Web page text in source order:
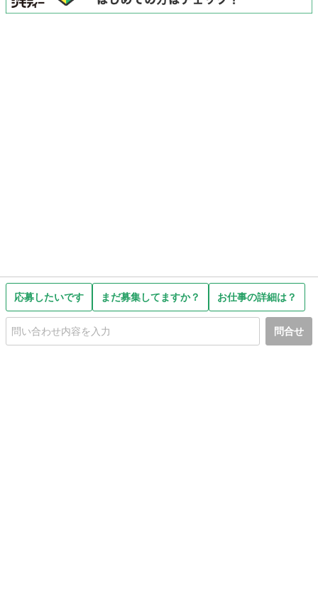
応募したいです まだ募集してますか？ お仕事の詳細は？
問合せ